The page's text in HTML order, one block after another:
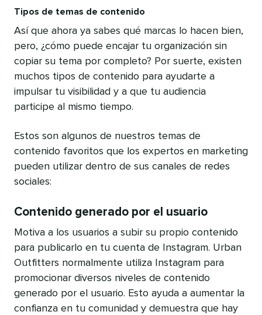
Tipos de temas de contenido
Así que ahora ya sabes qué marcas lo hacen bien,
pero, ¿cómo puede encajar tu organización sin
copiar su tema por completo? Por suerte, existen
muchos tipos de contenido para ayudarte a
impulsar tu visibilidad y a que tu audiencia
participe al mismo tiempo.
Estos son algunos de nuestros temas de
contenido favoritos que los expertos en marketing
pueden utilizar dentro de sus canales de redes
sociales:
Contenido generado por el usuario
Motiva a los usuarios a subir su propio contenido
para publicarlo en tu cuenta de Instagram. Urban
Outfitters normalmente utiliza Instagram para
promocionar diversos niveles de contenido
generado por el usuario. Esto ayuda a aumentar la
confianza en tu comunidad y demuestra que hay